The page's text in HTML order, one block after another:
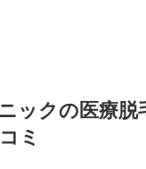
ックの医療脱
ミ